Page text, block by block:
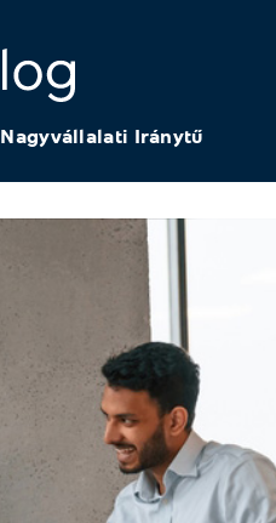
Nagyvállalati Iránytű